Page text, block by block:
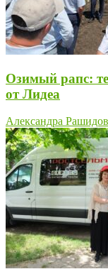
Озимый рапс:
от Лидеа
Александра